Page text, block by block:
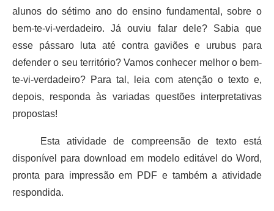
alunos do sétimo ano do ensino fundamental, sobre o
bem-te-vi-verdadeiro. Já ouviu falar dele? Sabia que
esse pássaro luta até contra gaviões e urubus para
defender o seu território? Vamos conhecer melhor o bem-
te-vi-verdadeiro? Para tal, leia com atenção o texto e,
depois, responda às variadas questões interpretativas
propostas!
Esta atividade de compreensão de texto está
disponível para download em modelo editável do Word,
pronta para impressão em PDF e também a atividade
respondida.